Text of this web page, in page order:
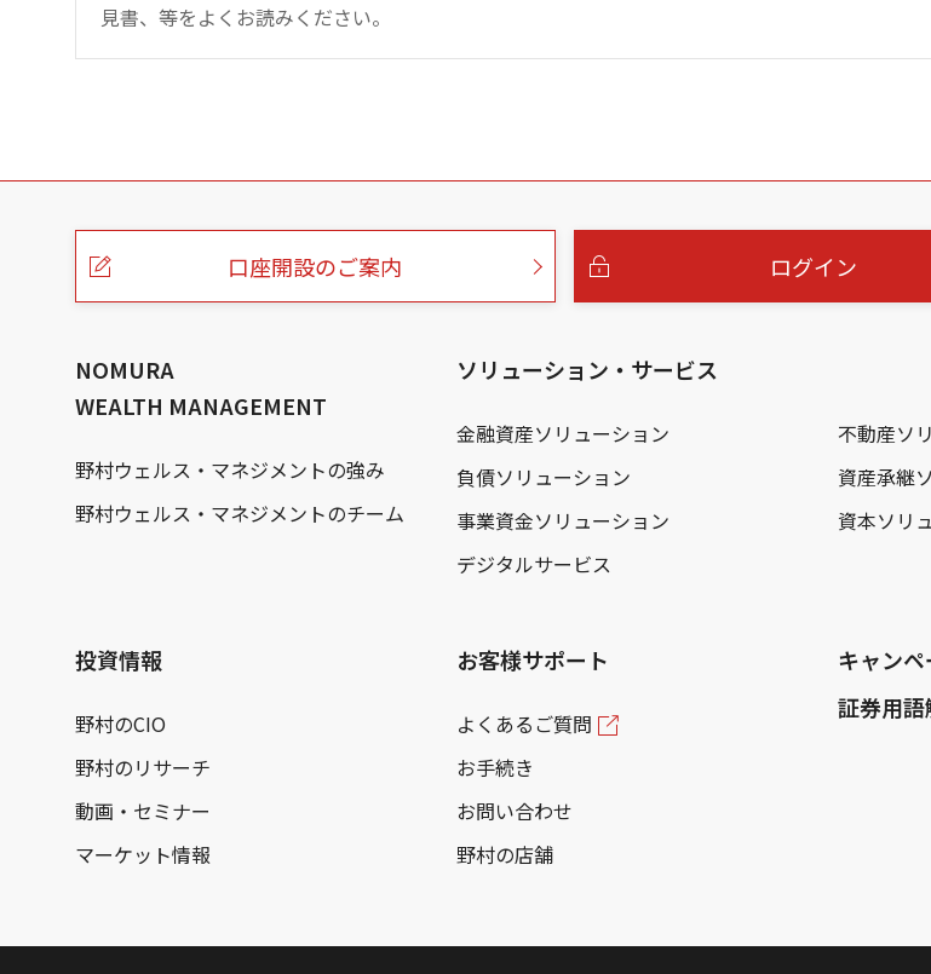
見書、等をよくお読みください。
こ
口座開設のご案内 ログイン
NOMURA
WEALTH MANAGEMENT
野村ウェルス・マネジメントの強み
野村ウェルス・マネジメントのチーム
ソリューション・サービス
金融資産ソリューション 不動産ソ
負債ソリューション
資産承継
事業資金ソリューション
資本ソリ
デジタルサービス
投資情報
野村のCIO
野村のリサーチ
動画・セミナー
マーケット情報
お客様サポート
よくあるご質問
お手続き
お問い合わせ
野村の店舗
キャン
証券用